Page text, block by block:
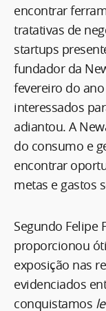
encontrar
tratativas de
startups
fundador da
fevereiro do
interessados
adiantou. A
do consumo e
encontrar
metas e gastos
Segundo Felipe
proporcionou
exposição nas
evidenciados
conquistamos